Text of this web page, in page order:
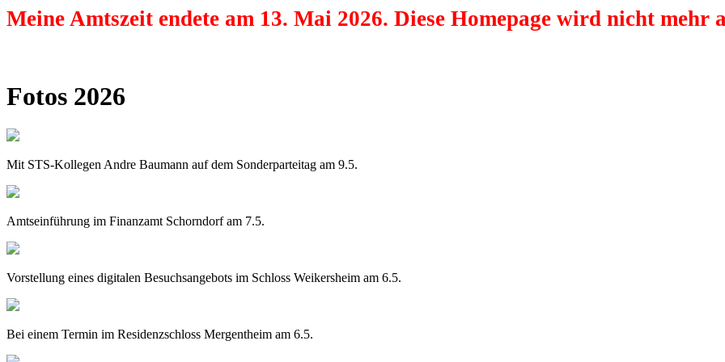
Meine Amtszeit endete am 13. Mai 2026. Diese Homepage wird nicht mehr
Fotos 2026
Mit STS-Kollegen Andre Baumann auf dem Sonderparteitag am 9.5.
Amtseinführung im Finanzamt Schorndorf am 7.5.
Vorstellung eines digitalen Besuchsangebots im Schloss Weikersheim am 6.5.
Bei einem Termin im Residenzschloss Mergentheim am 6.5.